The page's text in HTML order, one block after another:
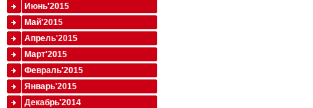
Июнь'2015
Май'2015
Апрель'2015
Март'2015
Февраль'2015
Январь'2015
Декабрь'2014